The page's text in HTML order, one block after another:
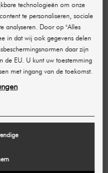
technologieën om onze
te personaliseren, sociale
analyseren. Door op "Alles
in dat wij ook gegevens delen
daar zijn
de EU. U kunt uw toestemming
met ingang van de toekomst.